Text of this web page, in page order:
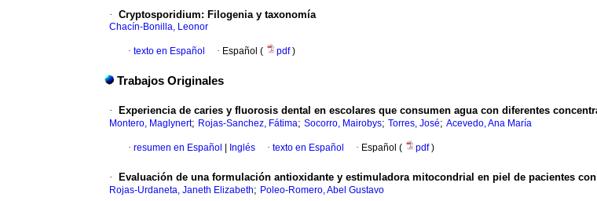
· Cryptosporidium: Filogenia y taxonomía
Chacín-Bonilla, Leonor
· texto en Español · Español ( pdf)
Trabajos Originales
· Experiencia de caries y fluorosis dental en escolares que consumen agua con diferentes
Montero, Maglynert; Rojas-Sanchez, Fátima; Socorro, Mairobys; Torres, José; Acevedo, Ana María
· resumen en Español Inglés · texto en Español · Español ( pdf)
· Evaluación de una formulación antioxidante y estimuladora mitocondrial en piel de pacientes
Rojas-Urdaneta, Janeth Elizabeth; Poleo-Romero, Abel Gustavo